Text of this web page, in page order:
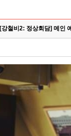
[강철비2: 정상회담] 메인